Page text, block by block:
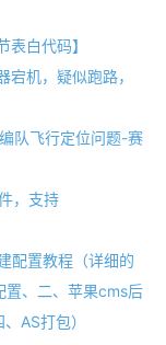
白代码】
机，疑似跑路，
队飞行定位问题-赛
，支持
配置教程（详细的
置、二、苹果cms后
AS打包）